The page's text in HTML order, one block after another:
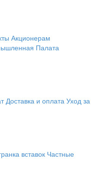
Акционерам
Палата
Доставка и оплата Уход за
вставок Частные